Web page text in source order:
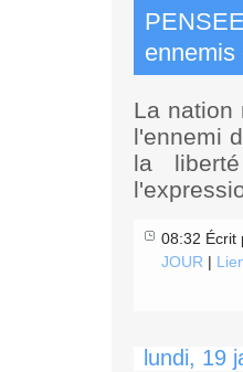
ennemis
La nation
l'ennemi
la
08:32 Écrit
JOUR |
lundi, 19